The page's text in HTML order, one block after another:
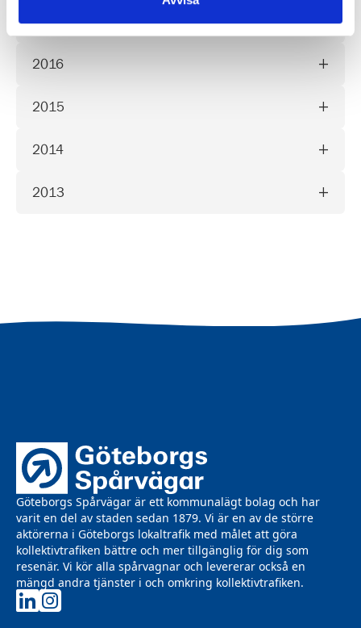
2017
2016
2015
2014
2013
Göteborgs Spårvägar är ett kommunalägt bolag och har
varit en del av staden sedan 1879. Vi är en av de större
aktörerna i Göteborgs lokaltrafik med målet att göra
kollektivtrafiken bättre och mer tillgänglig för dig som
resenär. Vi kör alla spårvagnar och levererar också en
mängd andra tjänster i och omkring kollektivtrafiken.
Göteborgs Spårvägar på LinkedIn